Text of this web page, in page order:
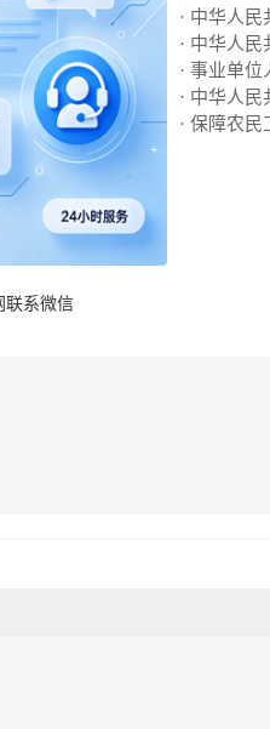
联系微信
· 中华人
· 中华人
· 事业单位
· 中华人
· 保障农民